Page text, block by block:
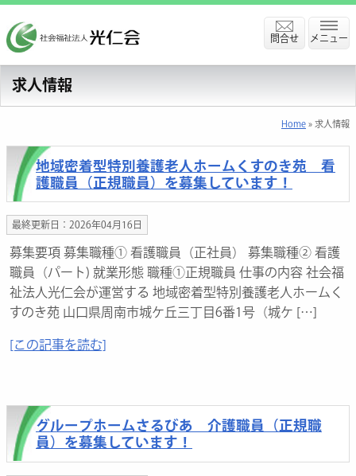
メニュー
問合せ
求人情報
Home» 求人情報
地域密着型特別養護老人ホームくすのき苑 看
護職員（正規職員）を募集しています！
最終更新日：2026年04月16日
募集要項 募集職種① 看護職員（正社員） 募集職種② 看護
職員（パート) 就業形態 職種①正規職員 仕事の内容 社会福
祉法人光仁会が運営する 地域密着型特別養護老人ホームく
すのき苑 山口県周南市城ケ丘三丁目6番1号（城ケ […]
[この記事を読む]
グループホームさるびあ 介護職員（正規職
員）を募集しています！